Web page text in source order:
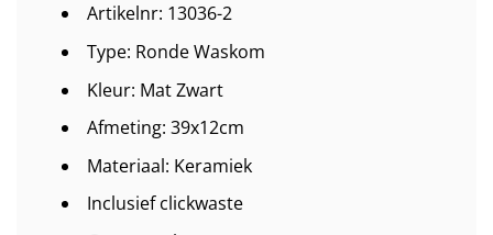
Artikelnr: 13036-2
Type: Ronde Waskom
Kleur: Mat Zwart
Afmeting: 39x12cm
Materiaal: Keramiek
Inclusief clickwaste